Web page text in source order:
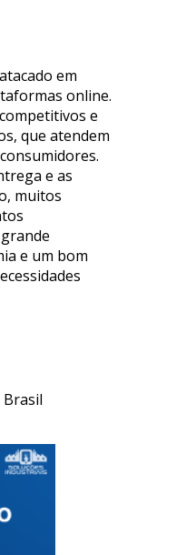
em
online.
e
que atendem
e as
muitos
e um bom